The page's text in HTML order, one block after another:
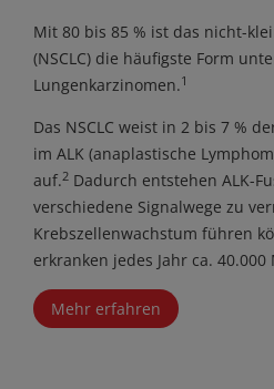
Mit 80 bis 85 % ist das nicht-
(NSCLC) die häufigste Form
Lungenkarzinomen.1
Das NSCLC weist in 2 bis 7 %
im ALK (anaplastische
auf.2 Dadurch entstehen ALK-
verschiedene Signalwege zu
Krebszellenwachstum führen
erkranken jedes Jahr ca.
Mehr erfahren